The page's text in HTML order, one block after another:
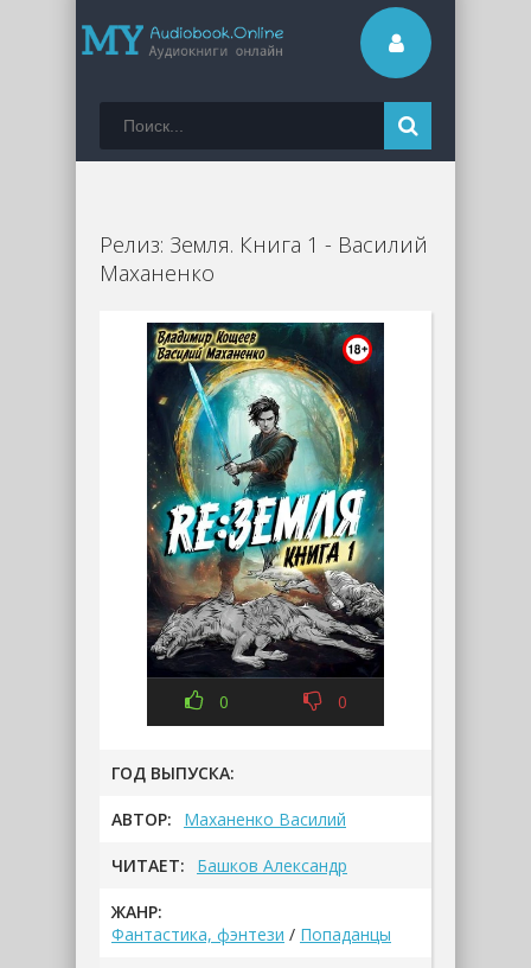
Релиз: Земля. Книга 1 - Василий
Маханенко
0 0
ГОД ВЫПУСКА:
АВТОР: Маханенко Василий
ЧИТАЕТ: Башков Александр
ЖАНР:
Фантастика, фэнтези / Попаданцы